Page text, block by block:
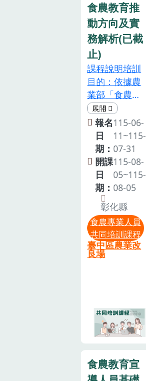
員自備環保杯
及環保餐具。
如遇颱風等天
然災害，若當
日彰化縣不上
班，則本培訓
課程即同步取
消，辦理日期
將另行通知。
格。本次在職
培訓課程所規
劃相關學習內
容，希望提高
食農教育專業
人員在不同領
域的專業知能
及實務操作的
能力，藉此建
立食農教育推
動的專業支持
體系，培育具
專業素養與實
務經驗之推動
人才。⭐重要
事項請先閱讀
⭐參加對象：
已取得食農教
育專業人員資
格者，限額45
者，直接於本
系統登錄6小
時時數證明，
證書。2.為珍
惜訓練資源，
食農教育推
動方向及實
務解析(已截
止)
課程說明培訓
目的：依據農
業部「食農教
育專業人員資
格及培訓辦
法」第2條規
定，申請認可
為食農教育專
業人員，除應
具備各條所定
資格外，並須
於申請前2年
內完成中央主
管機關指定之
食農教育專業
時)，本次培訓
為實體5小時
數證明，可供
報名
日
期：
115-06-
11~115-
07-31
開課
日
期：
115-08-
05~115-
08-05
彰化縣
食農專業人員
共同培訓課程
臺中區農業改
良場
食農教育宣